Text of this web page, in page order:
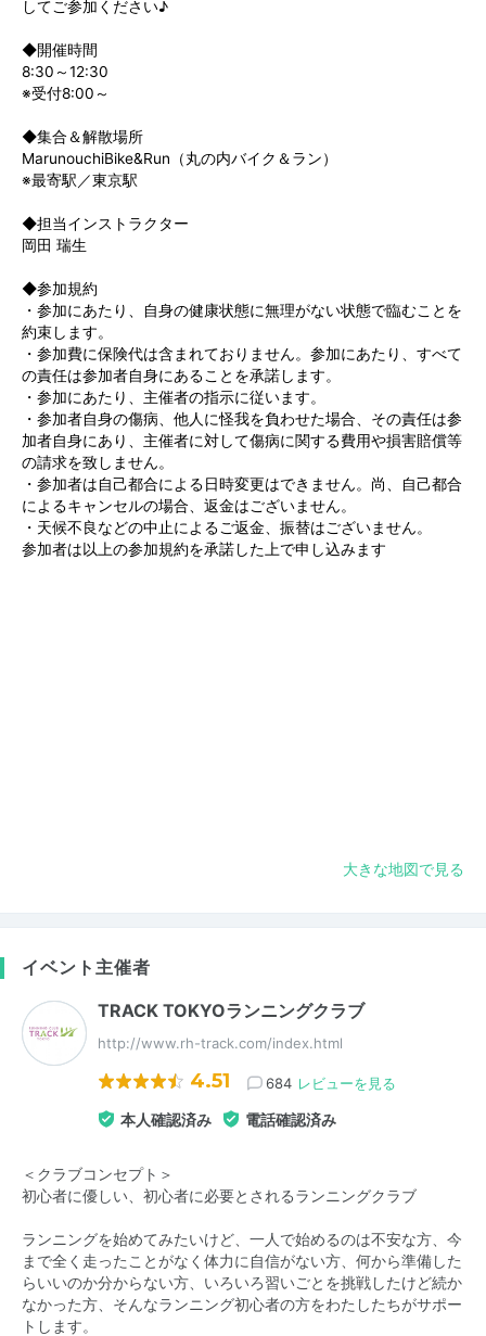
してご参加ください♪
◆開催時間
8:30～12:30
※受付8:00～
◆集合＆解散場所
MarunouchiBike&Run（丸の内バイク＆ラン）
※最寄駅／東京駅
◆担当インストラクター
岡田 瑞生
◆参加規約
・参加にあたり、自身の健康状態に無理がない状態で臨むことを
約束します。
・参加費に保険代は含まれておりません。参加にあたり、すべて
の責任は参加者自身にあることを承諾します。
・参加にあたり、主催者の指示に従います。
・参加者自身の傷病、他人に怪我を負わせた場合、その責任は参
加者自身にあり、主催者に対して傷病に関する費用や損害賠償等
の請求を致しません。
・参加者は自己都合による日時変更はできません。尚、自己都合
によるキャンセルの場合、返金はございません。
・天候不良などの中止によるご返金、振替はございません。
参加者は以上の参加規約を承諾した上で申し込みます
大きな地図で見る
イベント主催者
TRACK TOKYOランニングクラブ
http://www.rh-track.com/index.html
4.51 684 レビューを見る
本人確認済み 電話確認済み
＜クラブコンセプト＞
初心者に優しい、初心者に必要とされるランニングクラブ
ランニングを始めてみたいけど、一人で始めるのは不安な方、今
まで全く走ったことがなく体力に自信がない方、何から準備した
らいいのか分からない方、いろいろ習いごとを挑戦したけど続か
なかった方、そんなランニング初心者の方をわたしたちがサポー
トします。